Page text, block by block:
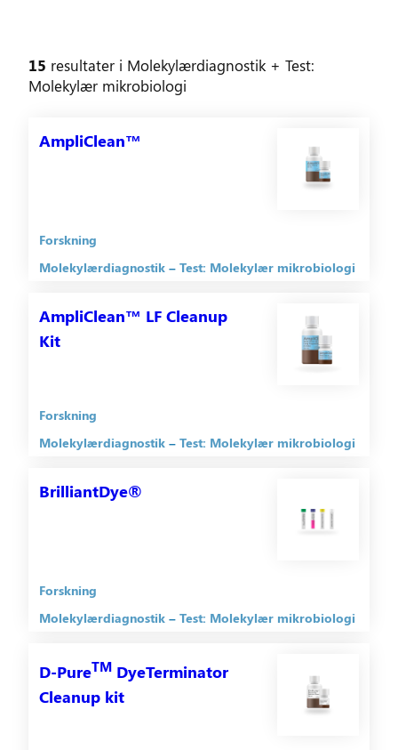
15 resultater i Molekylærdiagnostik + Test:
Molekylær mikrobiologi
AmpliClean™
Forskning
Molekylærdiagnostik
Test: Molekylær mikrobiologi
AmpliClean™ LF Cleanup
Kit
Forskning
Molekylærdiagnostik
Test: Molekylær mikrobiologi
BrilliantDye®
Forskning
Molekylærdiagnostik
Test: Molekylær mikrobiologi
D-PureTM DyeTerminator
Cleanup kit